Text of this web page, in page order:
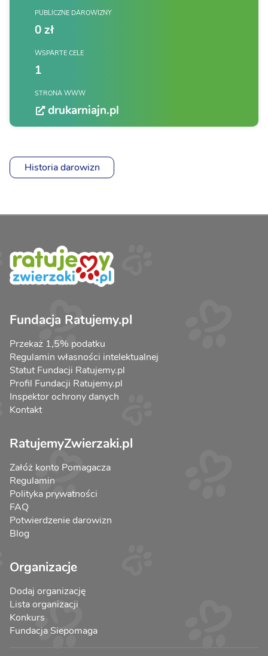
PUBLICZNE DAROWIZNY
0 zł
WSPARTE CELE
1
STRONA WWW
drukarniajn.pl
Historia darowizn
Fundacja Ratujemy.pl
Przekaż 1,5% podatku
Regulamin własności intelektualnej
Statut Fundacji Ratujemy.pl
Profil Fundacji Ratujemy.pl
Inspektor ochrony danych
Kontakt
RatujemyZwierzaki.pl
Załóż konto Pomagacza
Regulamin
Polityka prywatności
FAQ
Potwierdzenie darowizn
Blog
Organizacje
Dodaj organizację
Lista organizacji
Konkurs
Fundacja Siepomaga